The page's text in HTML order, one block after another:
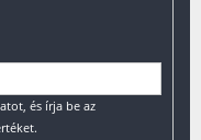
és írja be az